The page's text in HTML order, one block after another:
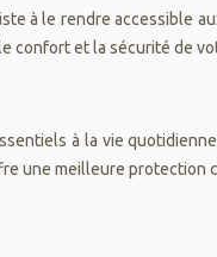
le rendre accessible
confort et la sécurité de
à la vie
une meilleure protection